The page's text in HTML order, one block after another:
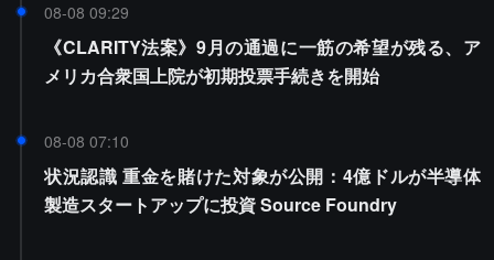
08-08 09:29
《CLARITY法案》9月の通過に一筋の希望が残る、ア
メリカ合衆国上院が初期投票手続きを開始
08-08 07:10
状況認識 重金を賭けた対象が公開：4億ドルが半導体
製造スタートアップに投資 Source Foundry